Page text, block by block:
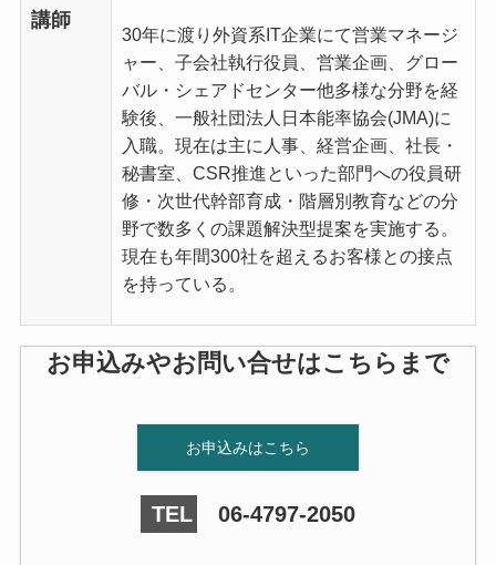
講師
30年に渡り外資系IT企業にて営業マネージ
ャー、子会社執行役員、営業企画、グロー
バル・シェアドセンター他多様な分野を経
験後、一般社団法人日本能率協会(JMA)に
入職。現在は主に人事、経営企画、社長・
秘書室、CSR推進といった部門への役員研
修・次世代幹部育成・階層別教育などの分
野で数多くの課題解決型提案を実施する。
現在も年間300社を超えるお客様との接点
を持っている。
お申込みやお問い合せはこちらまで
お申込みはこちら
TEL 06-4797-2050